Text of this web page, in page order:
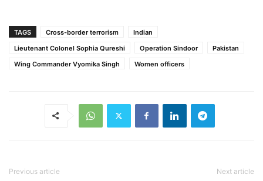
TAGS Cross-border terrorism
Indian
Lieutenant Colonel Sophia Qureshi
Operation Sindoor
Pakistan
Wing Commander Vyomika Singh
Women officers
Previous article Next article